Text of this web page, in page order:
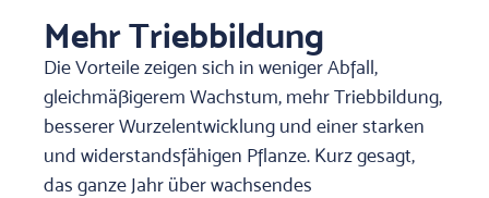
Mehr Triebbildung
Die Vorteile zeigen sich in weniger Abfall,
gleichmäßigerem Wachstum, mehr Triebbildung,
besserer Wurzelentwicklung und einer starken
und widerstandsfähigen Pflanze. Kurz gesagt,
das ganze Jahr über wachsendes